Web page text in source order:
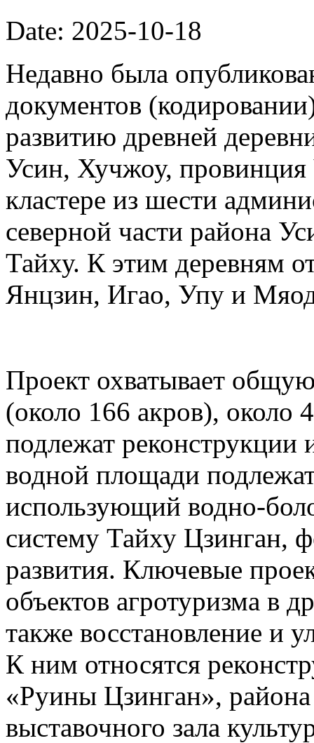
Date: 2025-10-18
Недавно была
документов
развитию древней
Усин, Хучжоу,
кластере из шести
северной части района
Тайху. К этим деревням
Янцзин, Игао, Упу и
Проект охватывает
(около 166 акров), около
подлежат реконструкции
водной площади
использующий водно-
систему Тайху Цзинган,
развития. Ключевые
объектов агротуризма в
также восстановление и
К ним относятся
«Руины Цзинган»,
выставочного зала